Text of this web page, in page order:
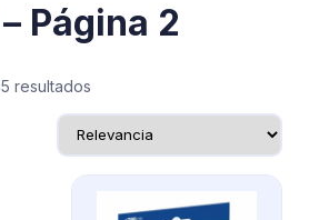
Página 2
resultados